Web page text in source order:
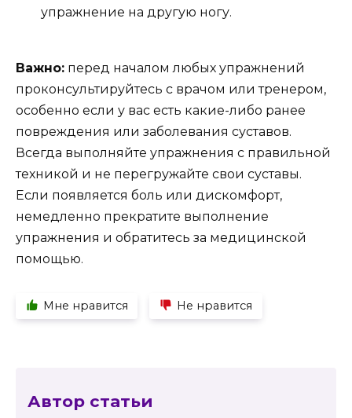
упражнение на другую ногу.
Важно: перед началом любых упражнений
проконсультируйтесь с врачом или тренером,
особенно если у вас есть какие-либо ранее
повреждения или заболевания суставов.
Всегда выполняйте упражнения с правильной
техникой и не перегружайте свои суставы.
Если появляется боль или дискомфорт,
немедленно прекратите выполнение
упражнения и обратитесь за медицинской
помощью.
Мне нравится Не нравится
Автор статьи